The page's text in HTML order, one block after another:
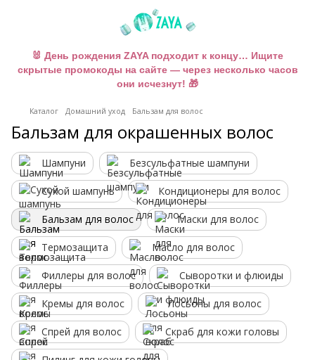
🐰 День рождения ZAYA подходит к концу… Ищите
скрытые промокоды на сайте — через несколько часов
они исчезнут! 🎁
Каталог Домашний уход Бальзам для волос
Бальзам для окрашенных волос
Шампуни Безсульфатные шампуни
Сухой шампунь Кондиционеры для волос
Бальзам для волос Маски для волос
Термозащита Масло для волос
Филлеры для волос Сыворотки и флюиды
Кремы для волос Лосьоны для волос
Спрей для волос Скраб для кожи головы